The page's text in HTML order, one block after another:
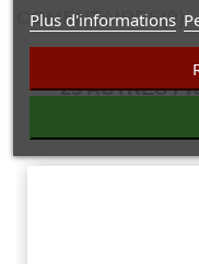
COMENTAIRES(0)
25 AUTRES
Plus d'informations